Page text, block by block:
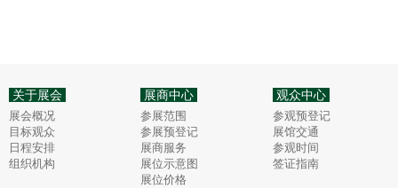
关于展会 展商中心 观众中心
展会概况
目标观众
日程安排
组织机构
参展范围
参展预登记
展商服务
展位示意图
展位价格
参观预登记
展馆交通
参观时间
签证指南